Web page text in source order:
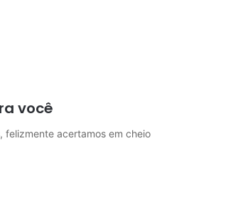
você
acertamos em cheio